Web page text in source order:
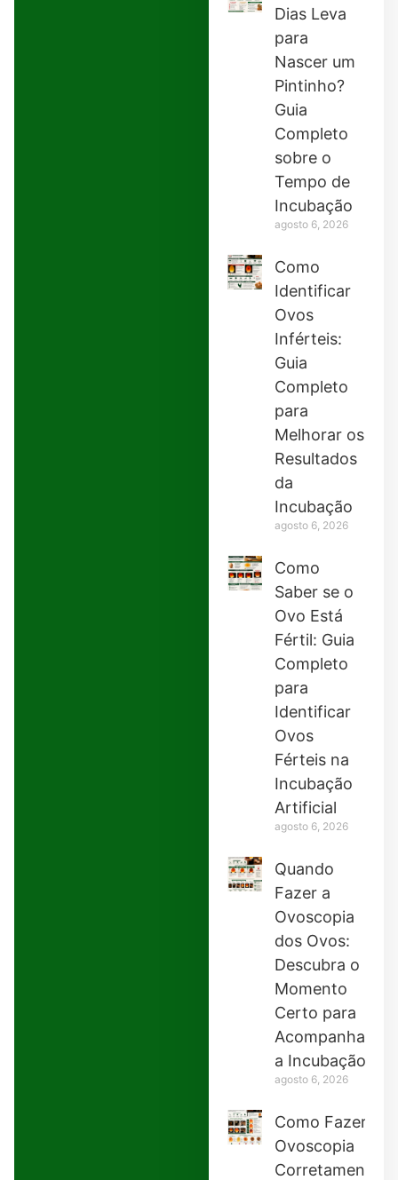
Dias Leva
para
Nascer um
Pintinho?
Guia
Completo
sobre o
Tempo de
Incubação
agosto 6, 2026
Como
Identificar
Ovos
Inférteis:
Guia
Completo
para
Melhorar os
Resultados
da
Incubação
agosto 6, 2026
Como
Saber se o
Ovo Está
Fértil: Guia
Completo
para
Identificar
Ovos
Férteis na
Incubação
Artificial
agosto 6, 2026
Quando
Fazer a
Ovoscopia
dos Ovos:
Descubra o
Momento
Certo para
Acompanhar
a Incubação
agosto 6, 2026
Como Fazer
Ovoscopia
Corretamente: